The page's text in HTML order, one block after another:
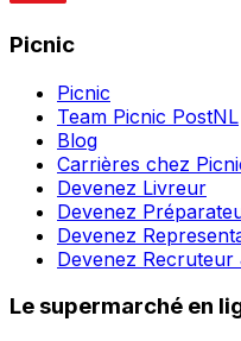
Picnic
Picnic
Team Picnic PostNL
Blog
Carrières chez
Devenez Livreur
Devenez
Devenez
Devenez
Le supermarché en